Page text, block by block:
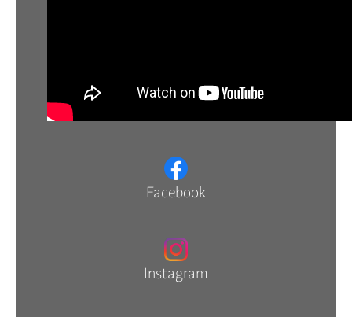
Facebook
Instagram